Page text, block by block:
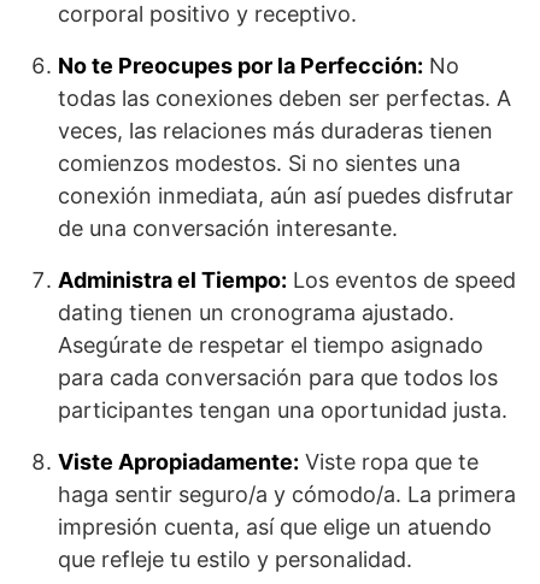
corporal positivo y receptivo.
No te Preocupes por la Perfección: No
todas las conexiones deben ser perfectas. A
veces, las relaciones más duraderas tienen
comienzos modestos. Si no sientes una
conexión inmediata, aún así puedes disfrutar
de una conversación interesante.
Administra el Tiempo: Los eventos de speed
dating tienen un cronograma ajustado.
Asegúrate de respetar el tiempo asignado
para cada conversación para que todos los
participantes tengan una oportunidad justa.
Viste Apropiadamente: Viste ropa que te
haga sentir seguro/a y cómodo/a. La primera
impresión cuenta, así que elige un atuendo
que refleje tu estilo y personalidad.